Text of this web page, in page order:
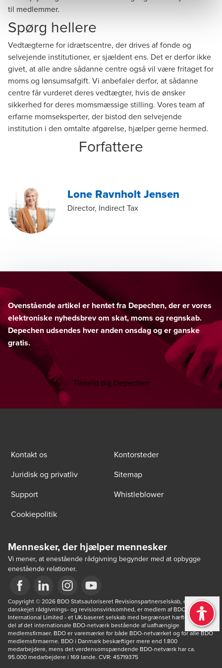
til medlemmer.
Spørg hellere
Vedtægterne for idrætscentre, der drives af fonde og
selvejende institutioner, er sjældent ens. Det er derfor ikke
givet, at alle andre sådanne centre også vil være fritaget for
moms og lønsumsafgift. Vi anbefaler derfor, at sådanne
centre får vurderet deres vedtægter, hvis de ønsker
sikkerhed for deres momsmæssige stilling. Vores team af
erfarne momseksperter, der bistod den selvejende
institution i den omtalte afgørelse, hjælper gerne hermed.
Forfattere
Lone Ravnholt Jensen
Director, Indirect Tax
Ovenstående artikel er hentet fra Depechen, der er vores
elektroniske nyhedsbrev om skat, moms og regnskab.
Depechen udsendes hver anden onsdag og er ganske
gratis.
Tilmeld dig Depechen
Kontakt os
Kontorsteder
Juridisk og privatliv
Sitemap
Support
Whistleblower
Cookiepolitik
Mennesker, der hjælper mennesker
Vi mener, at enestående rådgivning begynder med at opbygge
enestående relationer.
Opens in a new window/tab
Opens in a new window/tab
Opens in a new window/tab
Opens in a new window/tab
Copyright © 2026 BDO Statsautoriseret Revisionspartnerselskab, en
danskejet rådgivnings- og revisionsvirksomhed, er medlem af BDO
International Limited - et UK-baseret selskab med begrænset hæftelse - og
del af det internationale BDO-netværk bestående af uafhængige
medlemsfirmaer. BDO er varemærke for både BDO-netværket og for alle BDO
medlemsfirmaerne. BDO i Danmark beskæftiger mere end 1.800
medarbejdere, mens det verdensomspændende BDO-netværk har ca.
95.000 medarbejdere i 169 lande. CVR: 45719375